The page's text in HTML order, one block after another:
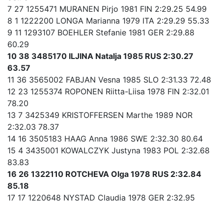
7 27 1255471 MURANEN Pirjo 1981 FIN 2:29.25 54.99
8 1 1222200 LONGA Marianna 1979 ITA 2:29.29 55.33
9 11 1293107 BOEHLER Stefanie 1981 GER 2:29.88
60.29
10 38 3485170 ILJINA Natalja 1985 RUS 2:30.27
63.57
11 36 3565002 FABJAN Vesna 1985 SLO 2:31.33 72.48
12 23 1255374 ROPONEN Riitta-Liisa 1978 FIN 2:32.01
78.20
13 7 3425349 KRISTOFFERSEN Marthe 1989 NOR
2:32.03 78.37
14 16 3505183 HAAG Anna 1986 SWE 2:32.30 80.64
15 4 3435001 KOWALCZYK Justyna 1983 POL 2:32.68
83.83
16 26 1322110 ROTCHEVA Olga 1978 RUS 2:32.84
85.18
17 17 1220648 NYSTAD Claudia 1978 GER 2:32.95